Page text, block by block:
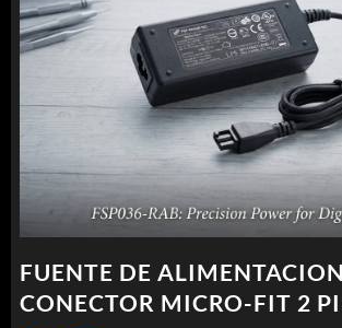
FUENTE DE
CONECTOR MICRO-FIT 2